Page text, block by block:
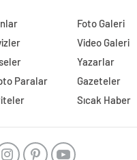
Paralar
Foto Galeri
Video Galeri
Yazarlar
Gazeteler
Sıcak Haber